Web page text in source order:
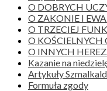
O DOBRYCH
O ZAKONIE I
O TRZECIEJ
O KOŚCIELNYCH
O INNYCH
Kazanie na
Artykuły
Formuła zgody